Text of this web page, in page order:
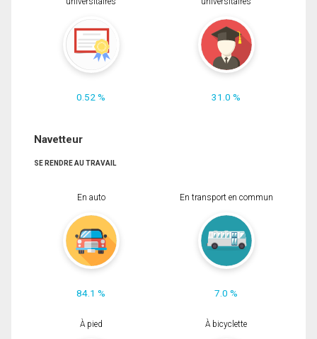
0.52 % 31.0 %
Navetteur
SE RENDRE AU TRAVAIL
En auto
84.1 %
En transport en commun
7.0 %
À pied À bicyclette